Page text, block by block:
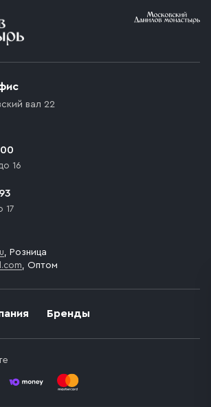
для подъезда автомобиля,
близко к месту запланированной
территории места назначения
платный въезд, то Покупателю
стоимость въезда
Бренды
вал 22
16
17
, Розница
, Оптом